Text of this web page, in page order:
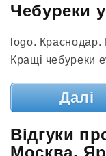
Чебуреки
logo. Краснодар.
Кращі чебуреки
Далі
Відгуки
Москва,